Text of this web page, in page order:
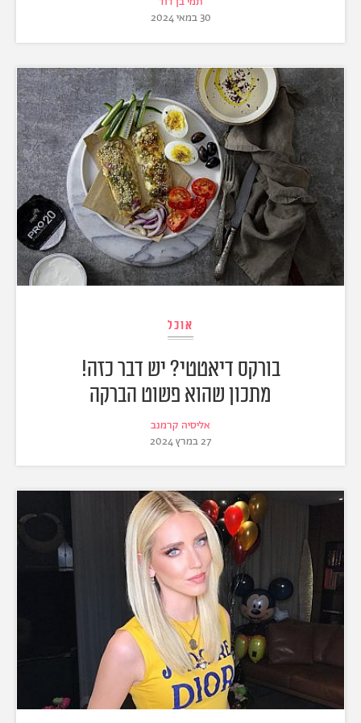
30 במאי 2024
אוכל
בורקס דיאטטי? יש דבר כזה!
מתכון שהוא פשוט הברקה
אליסיה קרמנב
27 במרץ 2024